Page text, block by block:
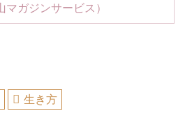
ガジンサービス）
生き方